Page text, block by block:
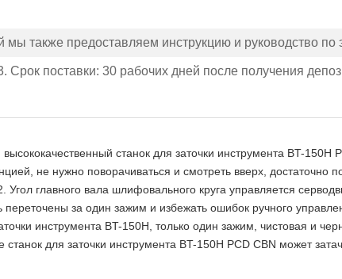
мы также предоставляем инструкцию и руководство
Срок поставки: 30 рабочих дней после получения
станок для заточки инструмента BT-
не нужно поворачиваться и смотреть вверх, достаточно
главного вала шлифовального круга управляется
переточены за один зажим и избежать ошибок ручного
инструмента BT-150H, только один зажим, чистовая и
для заточки инструмента BT-150H PCD CBN может